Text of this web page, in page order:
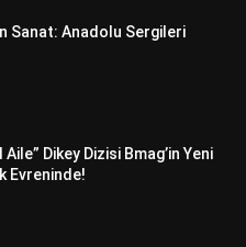
Sanat: Anadolu Sergileri
Aile” Dikey Dizisi Bmag’in Yeni
Evreninde!